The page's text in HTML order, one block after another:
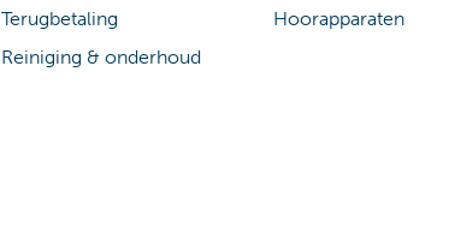
Terugbetaling
Reiniging & onderhoud
Hoorapparaten